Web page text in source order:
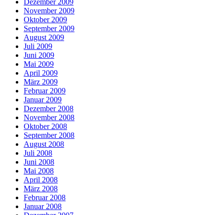
November 2009
Oktober 2009
September 2009
August 2009
Juli 2009
Juni 2009
Mai 2009
April 2009
März 2009
Februar 2009
Januar 2009
Dezember 2008
November 2008
Oktober 2008
September 2008
August 2008
Juli 2008
Juni 2008
Mai 2008
April 2008
März 2008
Februar 2008
Januar 2008